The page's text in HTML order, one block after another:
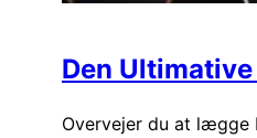
Den
Overvejer du at lægge